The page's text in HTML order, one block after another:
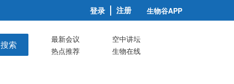
登录 注册 生物谷APP
搜索 最新会议
空中讲坛
热点推荐
生物在线